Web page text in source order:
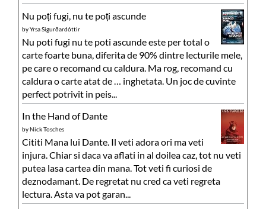
Nu poți fugi, nu te poți ascunde
byYrsa Sigurðardóttir
Nu poti fugi nu te poti ascunde este per total o
carte foarte buna, diferita de 90% dintre lecturile mele,
pe care o recomand cu caldura. Ma rog, recomand cu
caldura o carte atat de … inghetata. Un joc de cuvinte
perfect potrivit in peis...
In the Hand of Dante
byNick Tosches
Cititi Mana lui Dante. Il veti adora ori ma veti
injura. Chiar si daca va aflati in al doilea caz, tot nu veti
putea lasa cartea din mana. Tot veti fi curiosi de
deznodamant. De regretat nu cred ca veti regreta
lectura. Asta va pot garan...